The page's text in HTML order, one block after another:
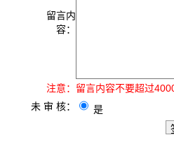
留言内
容：
注意： 留言内容不要超过
未 审 核：
是